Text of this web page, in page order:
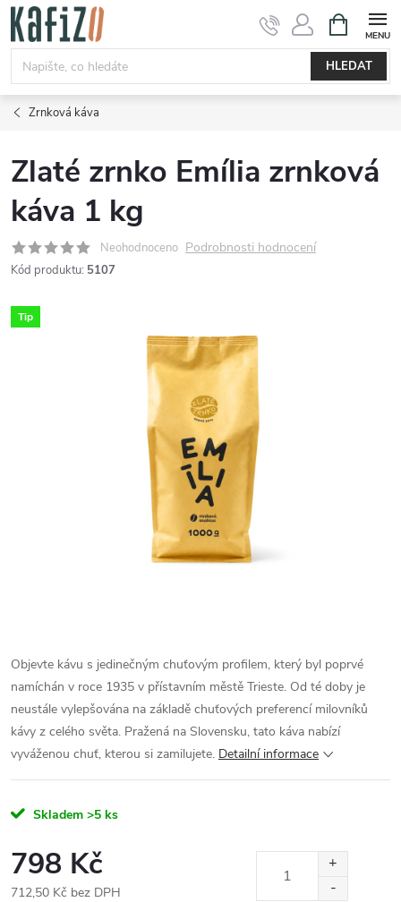
Přejít
obsah
HLEDAT
NÁKUPNÍ
KOŠÍK
Zrnková káva
Zlaté zrnko Emília zrnková
káva 1 kg
Neohodnoceno Podrobnosti hodnocení
Kód produktu: 5107
Tip
Objevte kávu s jedinečným chuťovým profilem, který byl poprvé
namíchán v roce 1935 v přístavním městě Trieste. Od té doby je
neustále vylepšována na základě chuťových preferencí milovníků
kávy z celého světa. Pražená na Slovensku, tato káva nabízí
vyváženou chuť, kterou si zamilujete. Detailní informace
Skladem >5 ks
798 Kč
712,50 Kč bez DPH